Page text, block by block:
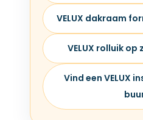
VELUX dakraam
VELUX rolluik
Vind een VELUX